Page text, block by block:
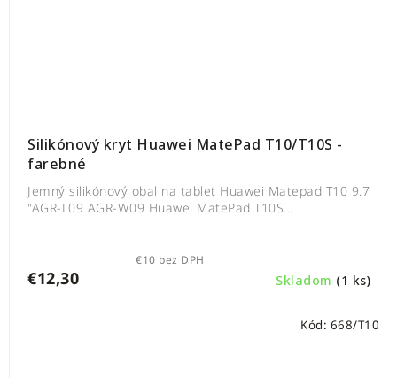
Silikónový kryt Huawei MatePad T10/T10S -
farebné
Skladom (1 ks)
€10 bez DPH
€12,30
Jemný silikónový obal na tablet Huawei Matepad T10 9.7
"AGR-L09 AGR-W09 Huawei MatePad T10S...
Kód: 668/T10